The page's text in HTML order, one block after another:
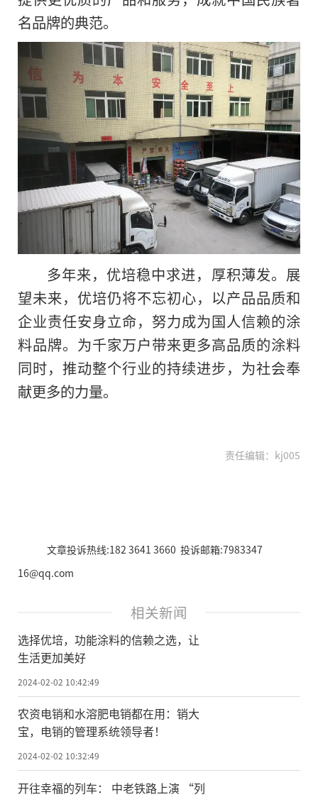
名品牌的典范。
多年来，优培稳中求进，厚积薄发。展
望未来，优培仍将不忘初心，以产品品质和
企业责任安身立命，努力成为国人信赖的涂
料品牌。为千家万户带来更多高品质的涂料
同时，推动整个行业的持续进步，为社会奉
献更多的力量。
责任编辑：kj005
文章投诉热线:182 3641 3660 投诉邮箱:7983347
16@qq.com
相关新闻
选择优培，功能涂料的信赖之选，让
生活更加美好
2024-02-02 10:42:49
农资电销和水溶肥电销都在用：销大
宝，电销的管理系统领导者！
2024-02-02 10:32:49
开往幸福的列车： 中老铁路上演 “列